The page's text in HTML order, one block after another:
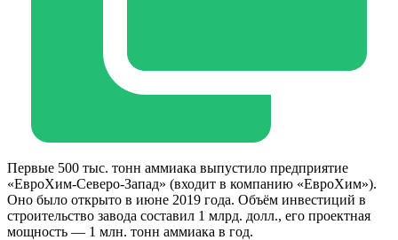
Первые 500 тыс. тонн аммиака выпустило предприятие
«ЕвроХим-Северо-Запад» (входит в компанию «ЕвроХим»).
Оно было открыто в июне 2019 года. Объём инвестиций в
строительство завода составил 1 млрд. долл., его проектная
мощность — 1 млн. тонн аммиака в год.